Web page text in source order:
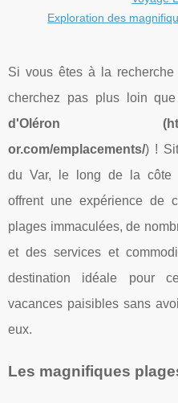
Exploration des
Si vous êtes à la
cherchez pas plus loin
d'Oléron (https://
or.com/emplacements/) !
du Var, le long de la côte
offrent une expérience de
plages immaculées, de
et des services et
destination idéale pour
vacances paisibles sans
eux.
Les magnifiques